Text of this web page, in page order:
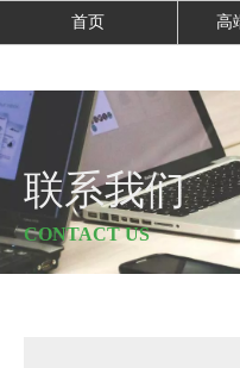
首页 高
联系我们
CONTACT US